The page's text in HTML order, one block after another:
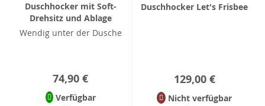
Duschhocker mit Soft-
Drehsitz und Ablage
Wendig unter der Dusche
74,90 €
Verfügbar
Duschhocker Let's Frisbee
129,00 €
Nicht verfügbar